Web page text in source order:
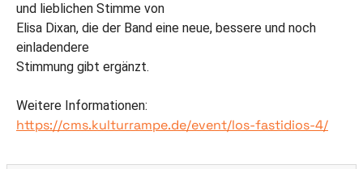
und lieblichen Stimme von
Elisa Dixan, die der Band eine neue, bessere und noch
einladendere
Stimmung gibt ergänzt.
Weitere Informationen:
https://cms.kulturrampe.de/event/los-fastidios-4/